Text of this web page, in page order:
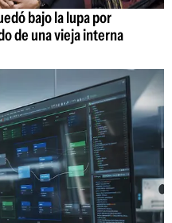
bajo la lupa por
de una vieja interna